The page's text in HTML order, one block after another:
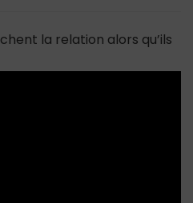
la relation alors qu’ils